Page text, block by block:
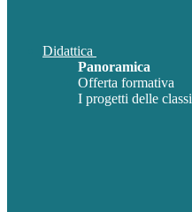
Didattica
Panoramica
Offerta formativa
I progetti delle classi